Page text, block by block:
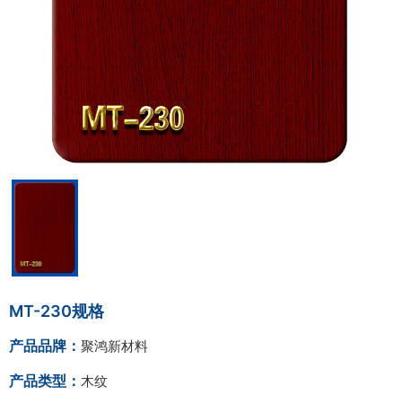
MT-230规格
产品品牌： 聚鸿新材料
产品类型： 木纹